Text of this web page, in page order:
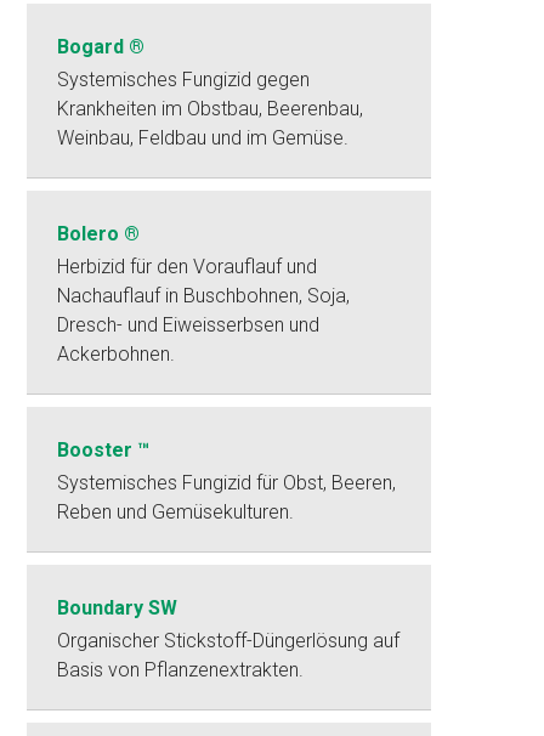
Bogard ®
Systemisches Fungizid gegen
Krankheiten im Obstbau, Beerenbau,
Weinbau, Feldbau und im Gemüse.
Bolero ®
Herbizid für den Vorauflauf und
Nachauflauf in Buschbohnen, Soja,
Dresch- und Eiweisserbsen und
Ackerbohnen.
Booster ™
Systemisches Fungizid für Obst, Beeren,
Reben und Gemüsekulturen.
Boundary SW
Organischer Stickstoff-Düngerlösung auf
Basis von Pflanzenextrakten.